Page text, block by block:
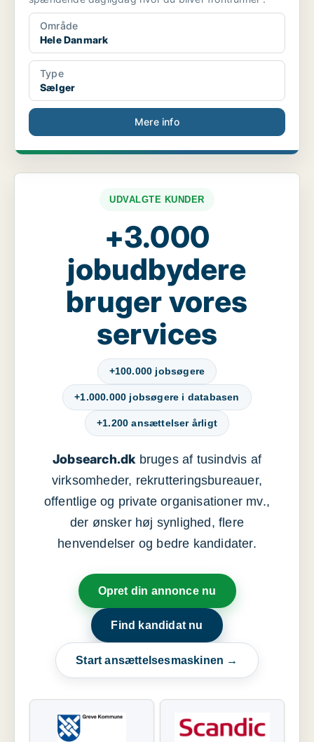
Område
Hele Danmark
Type
Sælger
Mere info
UDVALGTE KUNDER
+3.000
jobudbydere
bruger vores
services
+100.000 jobsøgere
+1.000.000 jobsøgere i databasen
+1.200 ansættelser årligt
Jobsearch.dkbruges af tusindvis af
virksomheder, rekrutteringsbureauer,
offentlige og private organisationer mv.,
der ønsker høj synlighed, flere
henvendelser og bedre kandidater.
Opret din annonce nu
Find kandidat nu
Start ansættelsesmaskinen →